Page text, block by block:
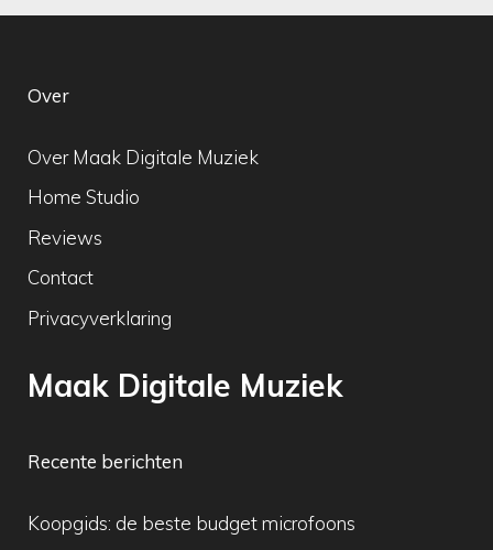
Over
Over Maak Digitale Muziek
Home Studio
Reviews
Contact
Privacyverklaring
Maak Digitale Muziek
Recente berichten
Koopgids: de beste budget microfoons